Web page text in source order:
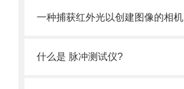
一种捕获红外光以创建图像的相机
什么是 脉冲测试仪?